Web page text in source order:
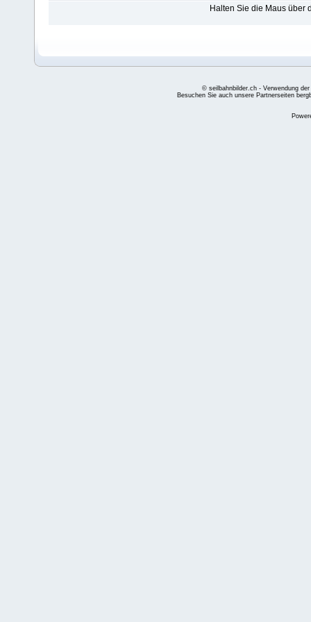
Halten Sie die Maus über
© seilbahnbilder.ch - Verwendung
Besuchen Sie auch unsere Partnerseiten